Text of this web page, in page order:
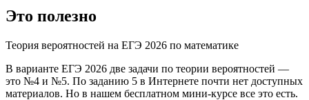
Это полезно
Теория вероятностей на ЕГЭ 2026 по математике
В варианте ЕГЭ 2026 две задачи по теории вероятностей —
это №4 и №5. По заданию 5 в Интернете почти нет доступных
материалов. Но в нашем бесплатном мини-курсе все это есть.